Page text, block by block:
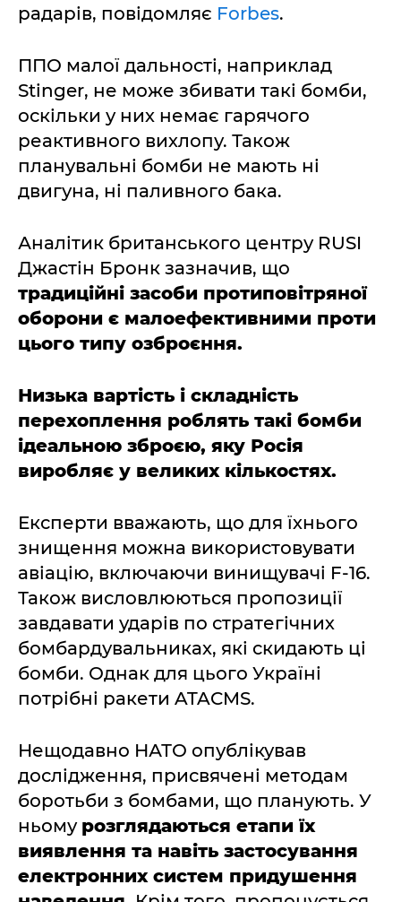
радарів, повідомляє Forbes.
ППО малої дальності, наприклад
Stinger, не може збивати такі бомби,
оскільки у них немає гарячого
реактивного вихлопу. Також
планувальні бомби не мають ні
двигуна, ні паливного бака.
Аналітик британського центру RUSI
Джастін Бронк зазначив, що
традиційні засоби протиповітряної
оборони є малоефективними проти
цього типу озброєння.
Низька вартість і складність
перехоплення роблять такі бомби
ідеальною зброєю, яку Росія
виробляє у великих кількостях.
Експерти вважають, що для їхнього
знищення можна використовувати
авіацію, включаючи винищувачі F-16.
Також висловлюються пропозиції
завдавати ударів по стратегічних
бомбардувальниках, які скидають ці
бомби. Однак для цього Україні
потрібні ракети ATACMS.
Нещодавно НАТО опублікував
дослідження, присвячені методам
боротьби з бомбами, що планують. У
ньому розглядаються етапи їх
виявлення та навіть застосування
електронних систем придушення